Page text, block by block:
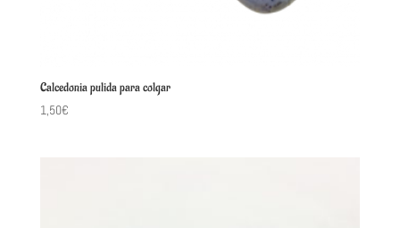
Calcedonia pulida para colgar
1,50€